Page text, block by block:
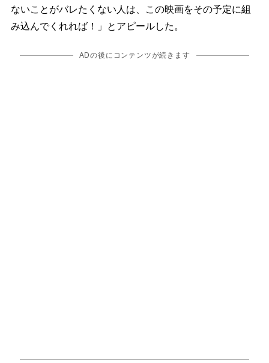
ないことがバレたくない人は、この映画をその予定に組
み込んでくれれば！」とアピールした。
ADの後にコンテンツが続きます